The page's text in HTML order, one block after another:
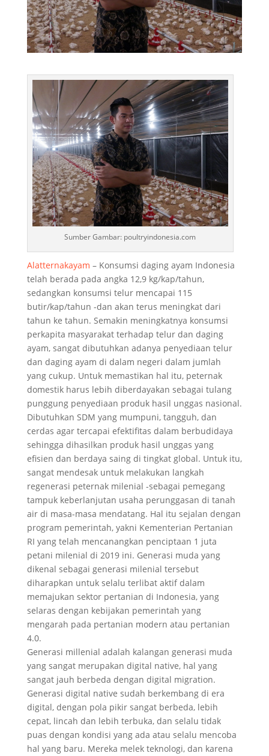
Sumber Gambar: poultryindonesia.com
Alatternakayam – Konsumsi daging ayam Indonesia
telah berada pada angka 12,9 kg/kap/tahun,
sedangkan konsumsi telur mencapai 115
butir/kap/tahun -dan akan terus meningkat dari
tahun ke tahun. Semakin meningkatnya konsumsi
perkapita masyarakat terhadap telur dan daging
ayam, sangat dibutuhkan adanya penyediaan telur
dan daging ayam di dalam negeri dalam jumlah
yang cukup. Untuk memastikan hal itu, peternak
domestik harus lebih diberdayakan sebagai tulang
punggung penyediaan produk hasil unggas nasional.
Dibutuhkan SDM yang mumpuni, tangguh, dan
cerdas agar tercapai efektifitas dalam berbudidaya
sehingga dihasilkan produk hasil unggas yang
efisien dan berdaya saing di tingkat global. Untuk itu,
sangat mendesak untuk melakukan langkah
regenerasi peternak milenial -sebagai pemegang
tampuk keberlanjutan usaha perunggasan di tanah
air di masa-masa mendatang. Hal itu sejalan dengan
program pemerintah, yakni Kementerian Pertanian
RI yang telah mencanangkan penciptaan 1 juta
petani milenial di 2019 ini. Generasi muda yang
dikenal sebagai generasi milenial tersebut
diharapkan untuk selalu terlibat aktif dalam
memajukan sektor pertanian di Indonesia, yang
selaras dengan kebijakan pemerintah yang
mengarah pada pertanian modern atau pertanian
4.0.
Generasi millenial adalah kalangan generasi muda
yang sangat merupakan digital native, hal yang
sangat jauh berbeda dengan digital migration.
Generasi digital native sudah berkembang di era
digital, dengan pola pikir sangat berbeda, lebih
cepat, lincah dan lebih terbuka, dan selalu tidak
puas dengan kondisi yang ada atau selalu mencoba
hal yang baru. Mereka melek teknologi, dan karena